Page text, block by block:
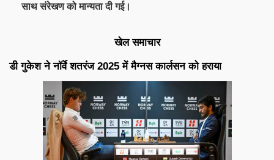
साथ संरेखण को मान्यता दी गई।
खेल समाचार
डी गुकेश ने नॉर्वे शतरंज 2025 में मैग्नस कार्लसन को हराया